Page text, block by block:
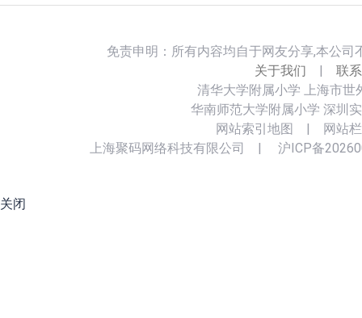
免责申明：所有内容均自于网友分享,本公
关于我们
联
清华大学附属小学 上海市世
华南师范大学附属小学 深圳
网站索引地图
网站
上海聚码网络科技有限公司
沪ICP备
关闭